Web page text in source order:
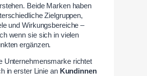
Beide Marken haben
Zielgruppen,
und Wirkungsbereiche –
wenn sie sich in vielen
ergänzen.
Unternehmensmarke richtet
in erster Linie an Kundinnen